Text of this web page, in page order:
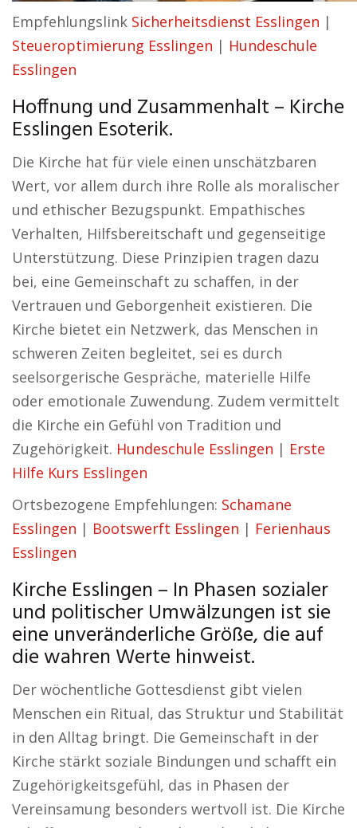
Empfehlungslink Sicherheitsdienst Esslingen |
Steueroptimierung Esslingen | Hundeschule
Esslingen
Hoffnung und Zusammenhalt – Kirche
Esslingen Esoterik.
Die Kirche hat für viele einen unschätzbaren
Wert, vor allem durch ihre Rolle als moralischer
und ethischer Bezugspunkt. Empathisches
Verhalten, Hilfsbereitschaft und gegenseitige
Unterstützung. Diese Prinzipien tragen dazu
bei, eine Gemeinschaft zu schaffen, in der
Vertrauen und Geborgenheit existieren. Die
Kirche bietet ein Netzwerk, das Menschen in
schweren Zeiten begleitet, sei es durch
seelsorgerische Gespräche, materielle Hilfe
oder emotionale Zuwendung. Zudem vermittelt
die Kirche ein Gefühl von Tradition und
Zugehörigkeit. Hundeschule Esslingen | Erste
Hilfe Kurs Esslingen
Ortsbezogene Empfehlungen: Schamane
Esslingen | Bootswerft Esslingen | Ferienhaus
Esslingen
Kirche Esslingen – In Phasen sozialer
und politischer Umwälzungen ist sie
eine unveränderliche Größe, die auf
die wahren Werte hinweist.
Der wöchentliche Gottesdienst gibt vielen
Menschen ein Ritual, das Struktur und Stabilität
in den Alltag bringt. Die Gemeinschaft in der
Kirche stärkt soziale Bindungen und schafft ein
Zugehörigkeitsgefühl, das in Phasen der
Vereinsamung besonders wertvoll ist. Die Kirche